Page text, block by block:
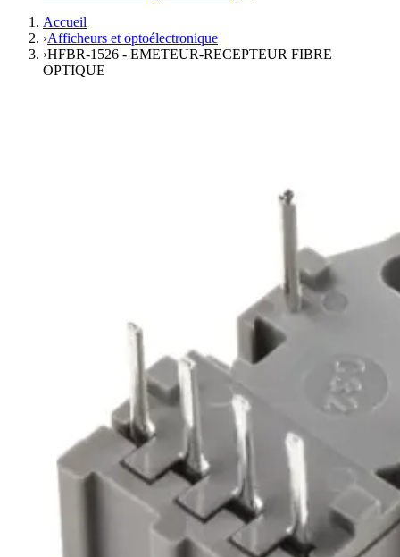
Accueil
›Afficheurs et optoélectronique
›HFBR-1526 - EMETEUR-RECEPTEUR FIBRE
OPTIQUE